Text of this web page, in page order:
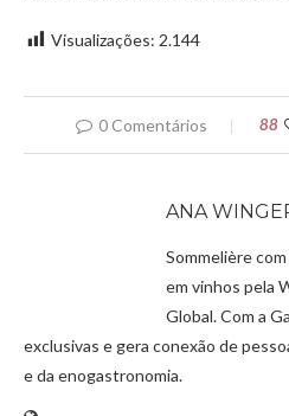
Visualizações: 2.144
0 Comentários 88
ANA
Sommelière
em vinhos pela
Global. Com a
exclusivas e gera conexão de
e da enogastronomia.